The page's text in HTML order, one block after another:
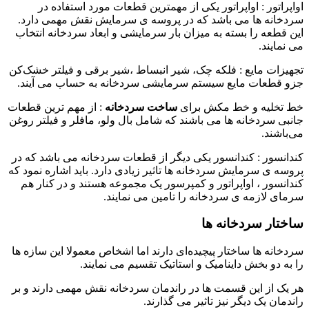
اواپراتور : اواپراتور یکی از مهمترین قطعات مورد استفاده در
سردخانه ‌ها می باشد که در پروسه ی سرمایش نقش مهمی دارد.
این قطعه را بسته به میزان بار سرمایشی و ابعاد سردخانه انتخاب
می نمایند.
تجهیزات مایع : فلکه چک، شیر انبساط ،شیر برقی و فیلتر خشک‌کن
جزو قطعات مایع سیستم سرمایشی سردخانه به حساب می آیند.
خط تخلیه و خط مکش برای ساخت سردخانه : از مهم ترین قطعات
جانبی سردخانه‌ ها می باشند که شامل بال ولو، مافلر و فیلتر روغن
می‌باشند.
کندانسور : کندانسور یکی دیگر از قطعات سردخانه می باشد که در
پروسه ی سرمایش سردخانه‌ ها تاثیر زیادی دارد. باید اشاره نمود که
کندانسور ، اواپراتور و کمپرسور یک مجموعه هستند و در کنار هم
سرمای لازمه ی سردخانه را تامین می نمایند.
ساختار سردخانه‌ ها
سردخانه‌ ها ساختار پیچیده‌ای دارند اما اشخاص معمولا این سازه ‌ها
را به دو بخش داینامیک و استاتیک تقسیم می نمایند.
هر یک از این قسمت ها در راندمان سردخانه نقش مهمی دارند و بر
راندمان یک دیگر نیز تاثیر می گذارند.